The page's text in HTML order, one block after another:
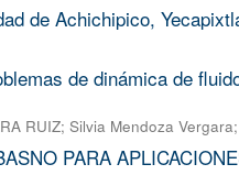
de Achichipico,
de dinámica de
RUIZ; Silvia Mendoza Vergara;
PARA